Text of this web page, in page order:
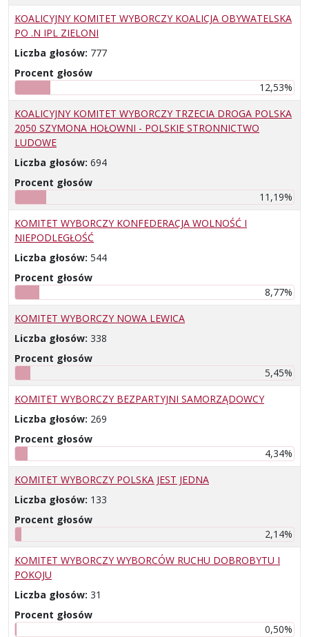
KOALICYJNY KOMITET WYBORCZY KOALICJA OBYWATELSKA
PO .N IPL ZIELONI
Liczba głosów: 777
Procent głosów
12,53%
KOALICYJNY KOMITET WYBORCZY TRZECIA DROGA POLSKA
2050 SZYMONA HOŁOWNI - POLSKIE STRONNICTWO
LUDOWE
Liczba głosów: 694
Procent głosów
11,19%
KOMITET WYBORCZY KONFEDERACJA WOLNOŚĆ I
NIEPODLEGŁOŚĆ
Liczba głosów: 544
Procent głosów
8,77%
KOMITET WYBORCZY NOWA LEWICA
Liczba głosów: 338
Procent głosów
5,45%
KOMITET WYBORCZY BEZPARTYJNI SAMORZĄDOWCY
Liczba głosów: 269
Procent głosów
4,34%
KOMITET WYBORCZY POLSKA JEST JEDNA
Liczba głosów: 133
Procent głosów
2,14%
KOMITET WYBORCZY WYBORCÓW RUCHU DOBROBYTU I
POKOJU
Liczba głosów: 31
Procent głosów
0,50%